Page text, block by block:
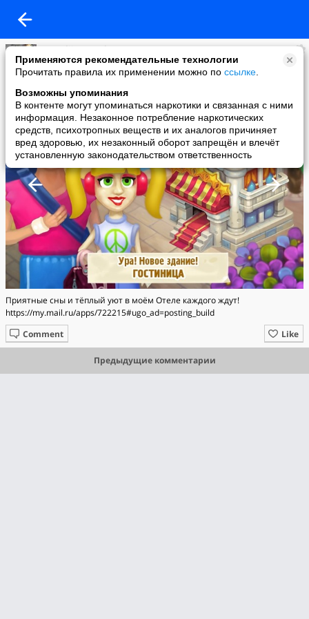
Применяются рекомендательные технологии
Прочитать правила их применении можно по ссылке
Возможны упоминания
В контенте могут упоминаться наркотики и связанная с ними
информация. Незаконное потребление наркотических
средств, психотропных веществ и их аналогов причиняет
вред здоровью, их незаконный оборот запрещён и влечёт
установленную законодательством ответственность
Anatolij Fomenko
added a photo
25 Sep в 07:18
Приятные сны и тёплый уют в моём Отеле каждого ждут!
https://my.mail.ru/apps/722215#ugo_ad=posting_build
Like
Comment
Предыдущие комментарии